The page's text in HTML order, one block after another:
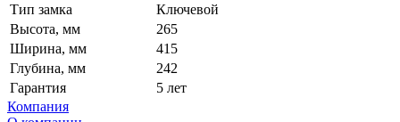
Тип замка
Ключевой
Высота, мм
265
Ширина, мм
415
Глубина, мм
242
Гарантия
5 лет
Компания